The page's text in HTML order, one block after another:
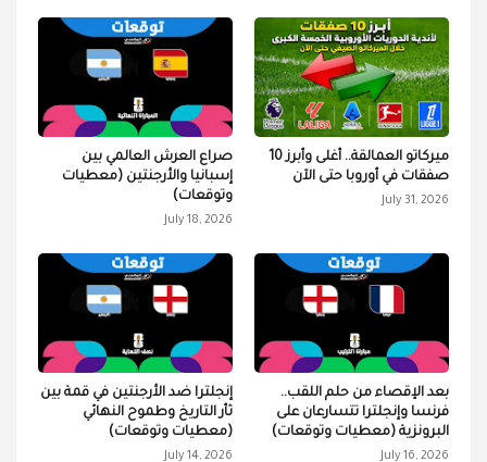
ميركاتو العمالقة.. أغلى وأبرز 10
صفقات في أوروبا حتى الآن
July 31, 2026
صراع العرش العالمي بين
إسبانيا والأرجنتين (معطيات
وتوقعات)
July 18, 2026
بعد الإقصاء من حلم اللقب..
فرنسا وإنجلترا تتسارعان على
البرونزية (معطيات وتوقعات)
July 16, 2026
إنجلترا ضد الأرجنتين في قمة بين
ثأر التاريخ وطموح النهائي
(معطيات وتوقعات)
July 14, 2026